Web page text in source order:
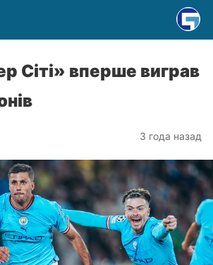
Сіті» вперше виграв
3 года назад